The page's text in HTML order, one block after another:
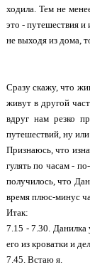
ходила. Тем не
это - путешествия и
не выходя из дома,
Сразу скажу, что
живут в другой
вдруг нам резко
путешествий, ну
Признаюсь, что
гулять по часам -
получилось, что
время плюс-минус
Итак:
7.15 - 7.30. Данилка
его из кроватки и
7.45. Встаю я.